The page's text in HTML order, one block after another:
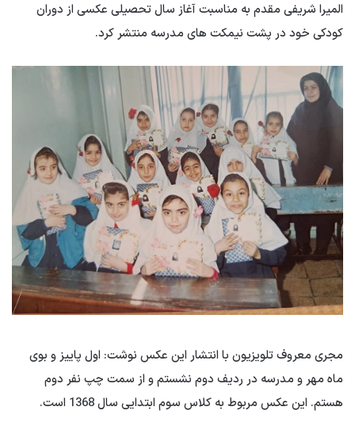
المیرا شریفی مقدم به مناسبت آغاز سال تحصیلی عکسی از دوران
کودکی خود در پشت نیمکت های مدرسه منتشر کرد.
مجری معروف تلویزیون با انتشار این عکس نوشت: اول پاییز و بوی
ماه مهر و مدرسه در ردیف دوم نشستم و از سمت چپ نفر دوم
هستم. این عکس مربوط به کلاس سوم ابتدایی سال 1368 است.